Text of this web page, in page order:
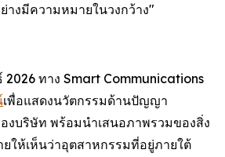
างมีความหมายในวงกว้าง"
ทาง Smart Communications
เพื่อแสดงนวัตกรรมด้านปัญญา
งบริษัท พร้อมนำเสนอภาพรวมของสิ่ง
ให้เห็นว่าอุตสาหกรรมที่อยู่ภายใต้